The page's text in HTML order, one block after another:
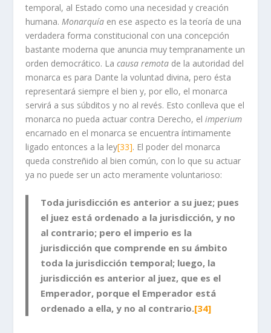
temporal, al Estado como una necesidad y creación
humana.Monarquía en ese aspecto es la teoría de una
verdadera forma constitucional con una concepción
bastante moderna que anuncia muy tempranamente un
orden democrático. Lacausa remota de la autoridad del
monarca es para Dante la voluntad divina, pero ésta
representará siempre el bien y, por ello, el monarca
servirá a sus súbditos y no al revés. Esto conlleva que el
monarca no pueda actuar contra Derecho, elimperium
encarnado en el monarca se encuentra íntimamente
ligado entonces a la ley[33]. El poder del monarca
queda constreñido al bien común, con lo que su actuar
ya no puede ser un acto meramente voluntarioso:
Toda jurisdicción es anterior a su juez; pues
el juez está ordenado a la jurisdicción, y no
al contrario; pero el imperio es la
jurisdicción que comprende en su ámbito
toda la jurisdicción temporal; luego, la
jurisdicción es anterior al juez, que es el
Emperador, porque el Emperador está
ordenado a ella, y no al contrario.[34]